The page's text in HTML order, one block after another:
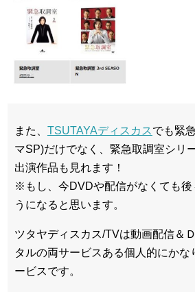
また、 TSUTAYAディスカスでも緊
マSP)だけでなく、緊急取調室シリ
出演作品も見れます！
※もし、今DVDや配信がなくても後
うになると思います。
ツタヤディスカス/TVは動画配信＆
タルの両サービスある個人的にかな
ービスです。